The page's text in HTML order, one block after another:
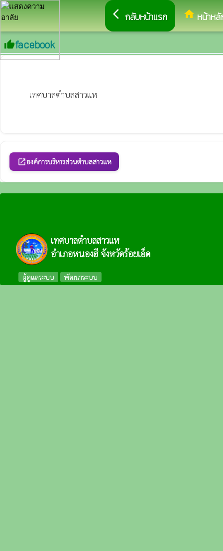
arrow_back_ios กลับหน้าแรก homeหน้าห
thumb_upfacebook
เทศบาลตำบลสาวแห
open_in_newองค์การบริหารส่วนตำบลสาวแห
เทศบาลตำบลสาวแห
อำเภอหนองฮี จังหวัดร้อยเอ็ด
ผู้ดูแลระบบ พัฒนาระบบ